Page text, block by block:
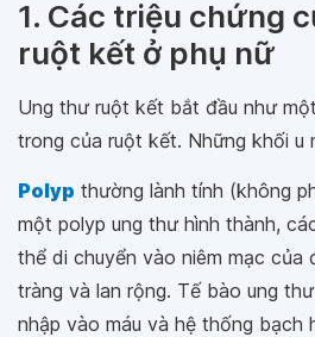
1. Các triệu chứng
ruột kết ở phụ nữ
Ung thư ruột kết bắt đầu như
trong của ruột kết. Những khối u
Polyp thường lành tính (không
một polyp ung thư hình thành,
thể di chuyển vào niêm mạc của
tràng và lan rộng. Tế bào ung
nhập vào máu và hệ thống bạch